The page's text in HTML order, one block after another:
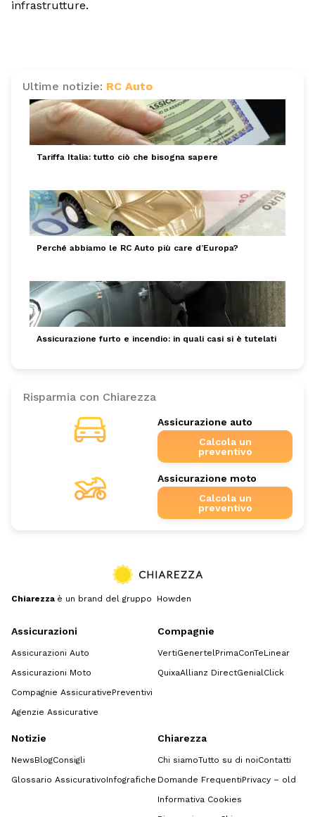
infrastrutture.
Ultime notizie: RC Auto
Tariffa Italia: tutto ciò che bisogna sapere
Perché abbiamo le RC Auto più care d’Europa?
Assicurazione furto e incendio: in quali casi si è tutelati
Risparmia con Chiarezza
Assicurazione auto
Calcola un
preventivo
Assicurazione moto
Calcola un
preventivo
Chiarezza è un brand del gruppo Howden
Assicurazioni
Assicurazioni Auto
Assicurazioni Moto
Compagnie AssicurativePreventivi
Agenzie Assicurative
Compagnie
VertiGenertelPrimaConTeLinear
QuixaAllianz DirectGenialClick
Notizie
NewsBlogConsigli
Glossario AssicurativoInfografiche
Chiarezza
Chi siamoTutto su di noiContatti
Domande FrequentiPrivacy – old
Informativa Cookies